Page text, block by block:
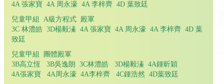
4A 張家寶 4A 周永濠 4A 李梓齊 4D 葉致廷
兒童甲組 A級方程式 殿軍
3C 林澧皓 3D楊毅溱 4A 張家寶 4A 周永濠 4A 李梓齊 4D 葉
致廷
兒童甲組 團體殿軍
3B高立恆 3B吳逸朗 3C林澧皓 3D楊毅溱 4A鍾昕穎
4A張家寶 4A周永濠 4A李梓齊 4C鍾浩然 4D葉致廷